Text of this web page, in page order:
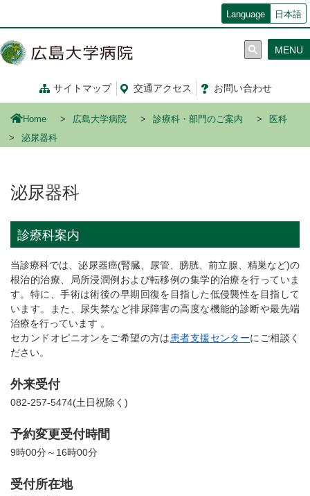
コ
ン
移
Language 日本語
サイトマップ 交通アクセス お問い合わせ
MENU
Home 広島大学病院 診療科・部門のご案内
医科
泌尿器科
泌尿器科
診療科案内
当診療科では、泌尿器癌(腎臓、尿管、膀胱、前立腺、精巣など)の
根治的治療、局所浸潤例および転移例の集学的治療を行っていま
す。特に、手術は術後の早期回復を目指した低侵襲性を目指して
います。また、尿失禁など排尿障害の高度な機能的診断や最先端
治療を行っています 。
セカンドオピニオンをご希望の方は患者支援センターにご相談く
ださい。
外来受付
082-257-5474(土日祝除く)
予約変更受付時間
9時00分～16時00分
受付所在地